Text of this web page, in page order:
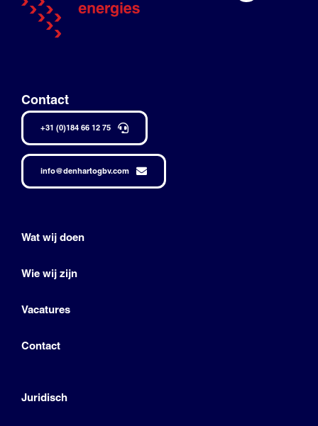
Contact
+31 (0)184 66 12 75
info@denhartogbv.com
Wat wij doen
Wie wij zijn
Vacatures
Contact
Juridisch